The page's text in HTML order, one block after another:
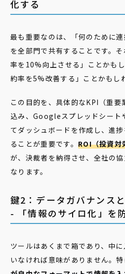
化する
最も重要なのは、「何のために
を全部門で共有することです。
率を10%向上させる」ことかも
約率を5%改善する」ことかもし
この目的を、具体的なKPI（重要
込み、Googleスプレッドシー
てダッシュボードを作成し、進
ることが重要です。 ROI（投資対
が、決裁者を納得させ、全社の
なります。
鍵2：データガバナンス
- 「情報のサイロ化」を
ツールはあくまで箱であり、中
いなければ意味がありません。特